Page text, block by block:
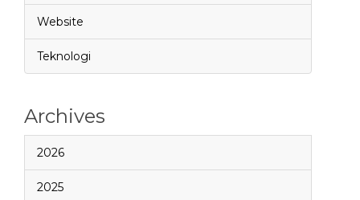
Website
Teknologi
Archives
2026
2025